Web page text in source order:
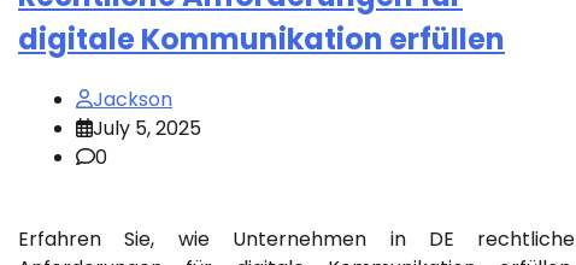
digitale Kommunikation erfüllen
Jackson
July 5, 2025
0
Erfahren Sie, wie Unternehmen in DE rechtliche